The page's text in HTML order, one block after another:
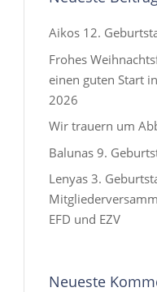
Aikos 12.
Frohes
einen guten Start
2026
Wir trauern um
Balunas 9.
Lenyas 3.
EFD und EZV
Neueste